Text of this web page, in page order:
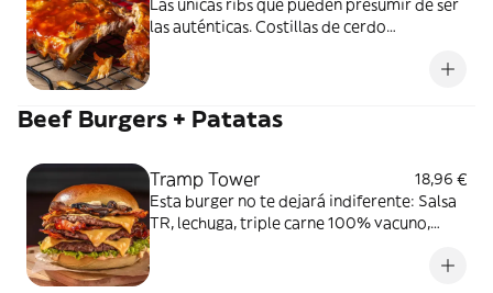
Las únicas ribs que pueden presumir de ser
las auténticas. Costillas de cerdo
de preparación... Tú solo elige la salsa: BBQ,
disfrutar. Incluye patatas fritas.
Beef Burgers + Patatas
Tramp Tower
18,96 €
Esta burger no te dejará indiferente: Salsa
TR, lechuga, triple carne 100% vacuno,
ahumado y cebolla dorada con delicioso